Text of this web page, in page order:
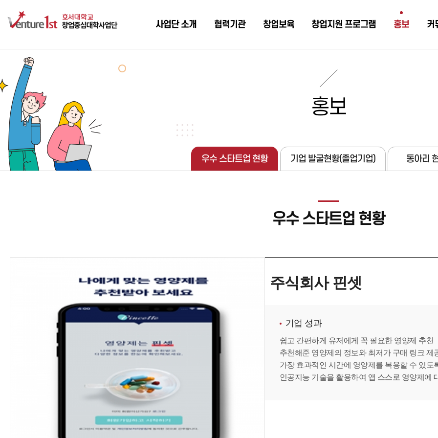
사업단 소개 협력기관 창업보육 창업지원 프로그램 홍보 커
홍보
우수 스타트업 현황 기업 발굴현황(졸업기업) 동아리
우수 스타트업 현황
주식회사 핀셋
기업 성과
쉽고 간편하게 유저에게 꼭 필요한 영양제 추천
추천해준 영양제의 정보와 최저가 구매 링크 제
가장 효과적인 시간에 영양제를 복용할 수 있도
인공지능 기술을 활용하여 앱 스스로 영양제에